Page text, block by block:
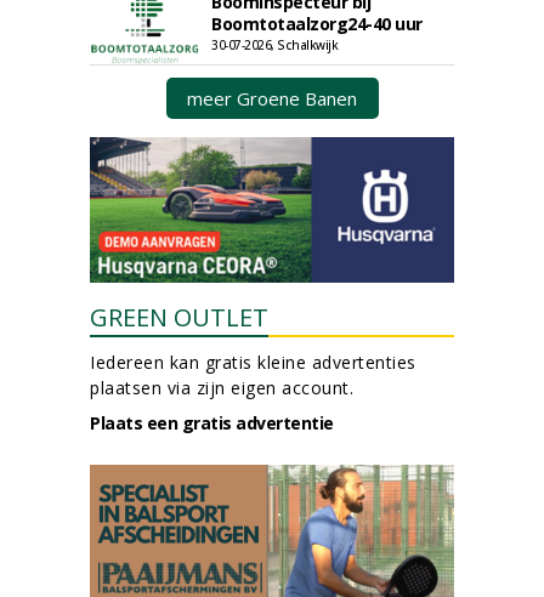
Boomtotaalzorg24-40 uur
30-07-2026, Schalkwijk
meer Groene Banen
GREEN OUTLET
Iedereen kan gratis kleine advertenties
plaatsen via zijn eigen account.
Plaats een gratis advertentie